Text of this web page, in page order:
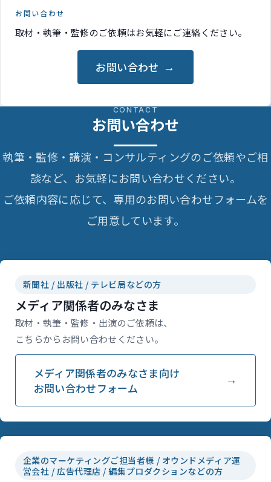
お問い合わせ
取材・執筆・監修のご依頼はお気軽にご連絡ください。
お問い合わせ
CONTACT
お問い合わせ
執筆・監修・講演・コンサルティングのご依頼やご相
談など、お気軽にお問い合わせください。
ご依頼内容に応じて、専用のお問い合わせフォームを
ご用意しています。
新聞社 / 出版社 / テレビ局などの方
メディア関係者のみなさま
取材・執筆・監修・出演のご依頼は、
こちらからお問い合わせください。
メディア関係者のみなさま向け
お問い合わせフォーム
企業のマーケティングご担当者様 / オウンドメディア運
営会社 / 広告代理店 / 編集プロダクションなどの方